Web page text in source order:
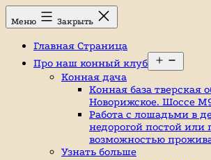
Перейти
к
Конный
клуб,
Ромашково,
лошади,
Меню Закрыть
Главная Страница
Про наш конный клуб
меню
Конная дача
Конная база тверская
Новорижское. Шоссе
Работа с лошадьми в
недорогой постой или
возможностью
Узнать больше